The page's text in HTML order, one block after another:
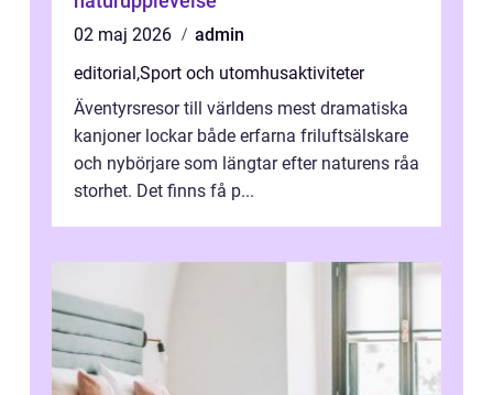
02 maj 2026
admin
editorial,Sport och utomhusaktiviteter
Äventyrsresor till världens mest dramatiska
kanjoner lockar både erfarna friluftsälskare
och nybörjare som längtar efter naturens råa
storhet. Det finns få p...